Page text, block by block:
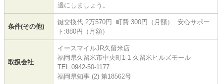
適にしましょう。
条件(その他)
鍵交換代:2万570円 町費:300円（月額） 安心サポー
ト:880円（月額）
取扱会社
イースマイルJR久留米店
福岡県久留米市中央町1-1 久留米ヒルズモール
TEL:0942-50-1177
福岡県知事 (2) 第18562号